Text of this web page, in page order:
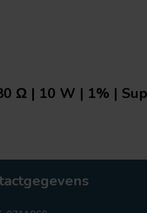
Ω | 10 W | 1% |